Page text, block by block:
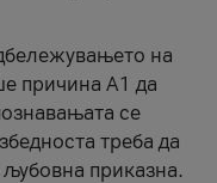
на
причина А1 да
се
треба да
љубовна приказна.